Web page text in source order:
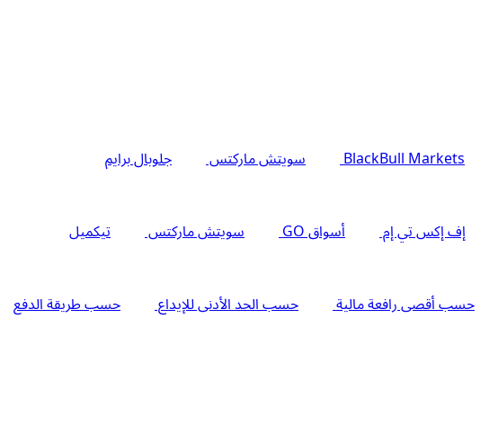
BlackBull Markets سويتش ماركتس جلوبال برايم
إف إكس تي إم أسواق GO سويتش ماركتس تيكميل
حسب أقصى رافعة مالية حسب الحد الأدنى للإيداع حسب طريقة الدفع